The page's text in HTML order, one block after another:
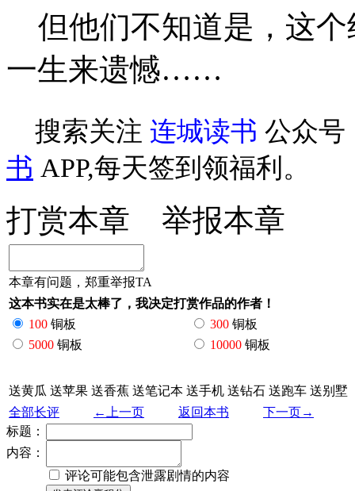
但他们不知道是，这个
一生来遗憾……
搜索关注 连城读书 公众号
书 APP,每天签到领福利。
打赏本章 举报本章
本章有问题，郑重举报TA
这本书实在是太棒了，我决定打赏作品的作者！
100 铜板 300 铜板
5000 铜板 10000 铜板
送黄瓜 送苹果 送香蕉 送笔记本 送手机 送钻石 送跑车 送别墅
全部长评
←上一页 返回本书
下一页→
标题：
内容：
评论可能包含泄露剧情的内容